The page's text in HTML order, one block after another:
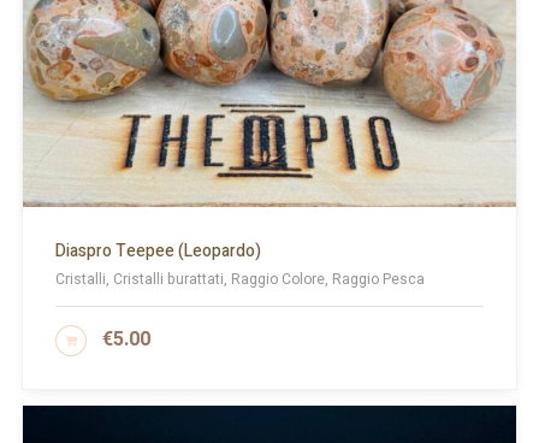
Diaspro Teepee (Leopardo)
Cristalli, Cristalli burattati, Raggio Colore, Raggio Pesca
€5.00
AGGIUNGI AL CARRELLO